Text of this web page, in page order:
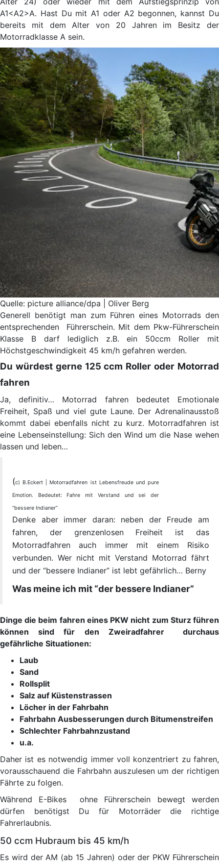
A1<A2>A. Hast Du mit A1 oder A2 begonnen, kannst Du
bereits mit dem Alter von 20 Jahren im Besitz der
Motorradklasse A sein.
Quelle: picture alliance/dpa | Oliver Berg
Generell benötigt man zum Führen eines Motorrads den
entsprechenden Führerschein. Mit dem Pkw-Führerschein
Klasse B darf lediglich z.B. ein 50ccm Roller mit
Höchstgeschwindigkeit 45 km/h gefahren werden.
Du würdest gerne 125 ccm Roller oder Motorrad
fahren
Ja, definitiv… Motorrad fahren bedeutet Emotionale
Freiheit, Spaß und viel gute Laune. Der Adrenalinausstoß
kommt dabei ebenfalls nicht zu kurz. Motorradfahren ist
eine Lebenseinstellung: Sich den Wind um die Nase wehen
lassen und leben…
(c) B.Eckert | Motorradfahren ist Lebensfreude und pure
Emotion. Bedeutet: Fahre mit Verstand und sei der
“bessere Indianer”
Denke aber immer daran: neben der Freude am
fahren, der grenzenlosen Freiheit ist das
Motorradfahren auch immer mit einem Risiko
verbunden. Wer nicht mit Verstand Motorrad fährt
und der “bessere Indianer” ist lebt gefährlich… Berny
Was meine ich mit “der bessere Indianer”
Dinge die beim fahren eines PKW nicht zum Sturz führen
können sind für den Zweiradfahrer durchaus
gefährliche Situationen:
Laub
Sand
Rollsplit
Salz auf Küstenstrassen
Löcher in der Fahrbahn
Fahrbahn Ausbesserungen durch Bitumenstreifen
Schlechter Fahrbahnzustand
u.a.
Daher ist es notwendig immer voll konzentriert zu fahren,
vorausschauend die Fahrbahn auszulesen um der richtigen
Fährte zu folgen.
Während E-Bikes ohne Führerschein bewegt werden
dürfen benötigst Du für Motorräder die richtige
Fahrerlaubnis.
50 ccm Hubraum bis 45 km/h
Es wird der AM (ab 15 Jahren) oder der PKW Führerschein